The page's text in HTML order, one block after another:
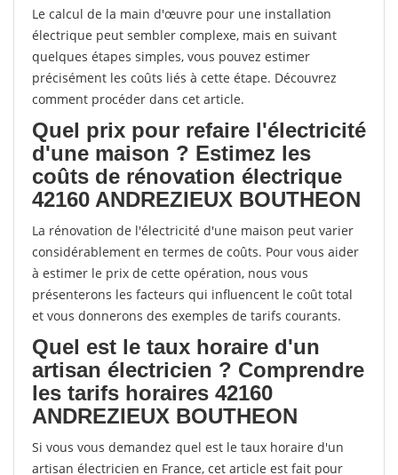
Le calcul de la main d'œuvre pour une installation
électrique peut sembler complexe, mais en suivant
quelques étapes simples, vous pouvez estimer
précisément les coûts liés à cette étape. Découvrez
comment procéder dans cet article.
Quel prix pour refaire l'électricité
d'une maison ? Estimez les
coûts de rénovation électrique
42160 ANDREZIEUX BOUTHEON
La rénovation de l'électricité d'une maison peut varier
considérablement en termes de coûts. Pour vous aider
à estimer le prix de cette opération, nous vous
présenterons les facteurs qui influencent le coût total
et vous donnerons des exemples de tarifs courants.
Quel est le taux horaire d'un
artisan électricien ? Comprendre
les tarifs horaires 42160
ANDREZIEUX BOUTHEON
Si vous vous demandez quel est le taux horaire d'un
artisan électricien en France, cet article est fait pour